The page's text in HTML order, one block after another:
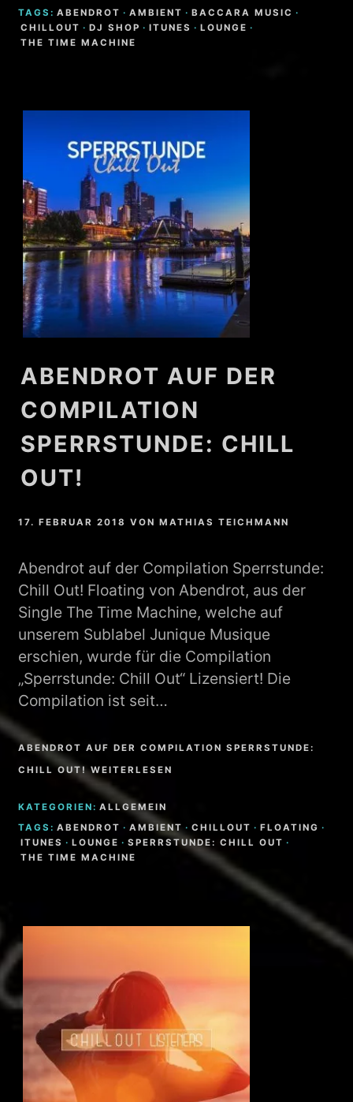
TAGS: ABENDROT · AMBIENT · BACCARA MUSIC ·
CHILLOUT · DJ SHOP · ITUNES · LOUNGE ·
THE TIME MACHINE
ABENDROT AUF DER
COMPILATION
SPERRSTUNDE: CHILL
OUT!
17. FEBRUAR 2018 VONMATHIAS TEICHMANN
Abendrot auf der Compilation Sperrstunde:
Chill Out! Floating von Abendrot, aus der
Single The Time Machine, welche auf
unserem Sublabel Junique Musique
erschien, wurde für die Compilation
„Sperrstunde: Chill Out“ Lizensiert! Die
Compilation ist seit…
ABENDROT AUF DER COMPILATION SPERRSTUNDE:
CHILL OUT! WEITERLESEN
KATEGORIEN: ALLGEMEIN
TAGS: ABENDROT · AMBIENT · CHILLOUT · FLOATING ·
ITUNES · LOUNGE · SPERRSTUNDE: CHILL OUT ·
THE TIME MACHINE